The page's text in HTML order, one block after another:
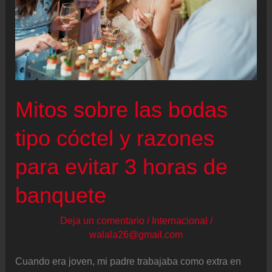
Mitos sobre las bodas
tipo cóctel y razones
para evitar 3 horas de
banquete
Deja un comentario / Internacional /
walala26@gmail.com
Cuando era joven, mi padre trabajaba como extra en